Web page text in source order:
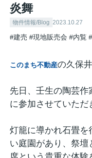
炎舞
物件情報/Blog 2023.10.27
#建売 #現地販売会 #内覧
このまち不動産の久保
先日、壬生の陶芸
に参加させていた
灯籠に導かれ石畳
い庭園があり、祭